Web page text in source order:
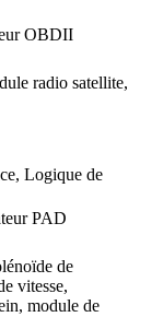
OBDII
radio satellite,
Logique de
PAD
de
vitesse,
module de